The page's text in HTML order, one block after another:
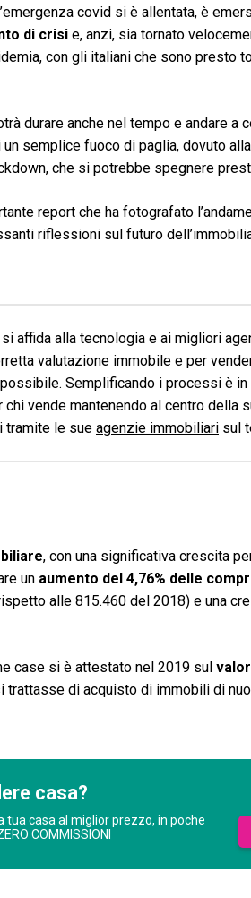
covid si è allentata, è
di crisi e, anzi, sia tornato
con gli italiani che sono presto
durare anche nel tempo e andare a
semplice fuoco di paglia, dovuto
che si potrebbe spegnere
report che ha fotografato
riflessioni sul futuro
affida alla tecnologia e ai migliori
valutazione immobile e per
Semplificando i processi è in
chi vende mantenendo al centro della
tramite le sue agenzie immobiliari sul
, con una significativa crescita
un aumento del 4,76% delle
alle 815.460 del 2018) e una
case si è attestato nel 2019 sul
trattasse di acquisto di immobili di
casa?
tua casa al miglior prezzo, in poche
COMMISSIONI